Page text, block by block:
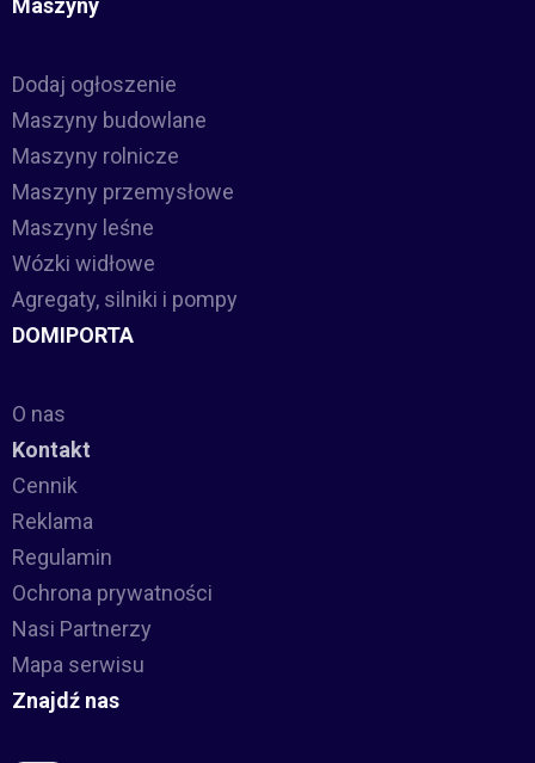
Dodaj ogłoszenie
Maszyny budowlane
Maszyny rolnicze
Maszyny przemysłowe
Maszyny leśne
Wózki widłowe
Agregaty, silniki i pompy
DOMIPORTA
O nas
Kontakt
Cennik
Reklama
Regulamin
Ochrona prywatności
Nasi Partnerzy
Mapa serwisu
Znajdź nas